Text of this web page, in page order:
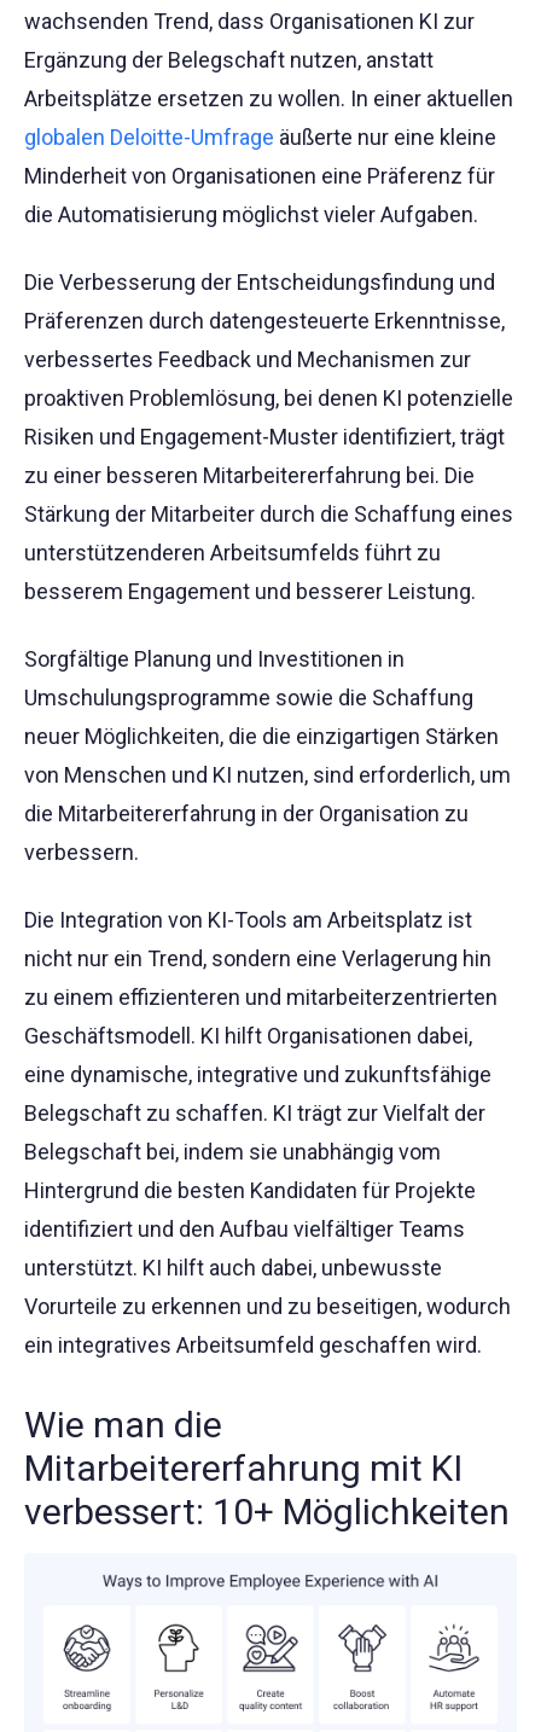
wachsenden Trend, dass Organisationen KI zur
Ergänzung der Belegschaft nutzen, anstatt
Arbeitsplätze ersetzen zu wollen. In einer aktuellen
globalen Deloitte-Umfrage äußerte nur eine kleine
Minderheit von Organisationen eine Präferenz für
die Automatisierung möglichst vieler Aufgaben.
Die Verbesserung der Entscheidungsfindung und
Präferenzen durch datengesteuerte Erkenntnisse,
verbessertes Feedback und Mechanismen zur
proaktiven Problemlösung, bei denen KI potenzielle
Risiken und Engagement-Muster identifiziert, trägt
zu einer besseren Mitarbeitererfahrung bei. Die
Stärkung der Mitarbeiter durch die Schaffung eines
unterstützenderen Arbeitsumfelds führt zu
besserem Engagement und besserer Leistung.
Sorgfältige Planung und Investitionen in
Umschulungsprogramme sowie die Schaffung
neuer Möglichkeiten, die die einzigartigen Stärken
von Menschen und KI nutzen, sind erforderlich, um
die Mitarbeitererfahrung in der Organisation zu
verbessern.
Die Integration von KI-Tools am Arbeitsplatz ist
nicht nur ein Trend, sondern eine Verlagerung hin
zu einem effizienteren und mitarbeiterzentrierten
Geschäftsmodell. KI hilft Organisationen dabei,
eine dynamische, integrative und zukunftsfähige
Belegschaft zu schaffen. KI trägt zur Vielfalt der
Belegschaft bei, indem sie unabhängig vom
Hintergrund die besten Kandidaten für Projekte
identifiziert und den Aufbau vielfältiger Teams
unterstützt. KI hilft auch dabei, unbewusste
Vorurteile zu erkennen und zu beseitigen, wodurch
ein integratives Arbeitsumfeld geschaffen wird.
Wie man die
Mitarbeitererfahrung mit KI
verbessert: 10+ Möglichkeiten